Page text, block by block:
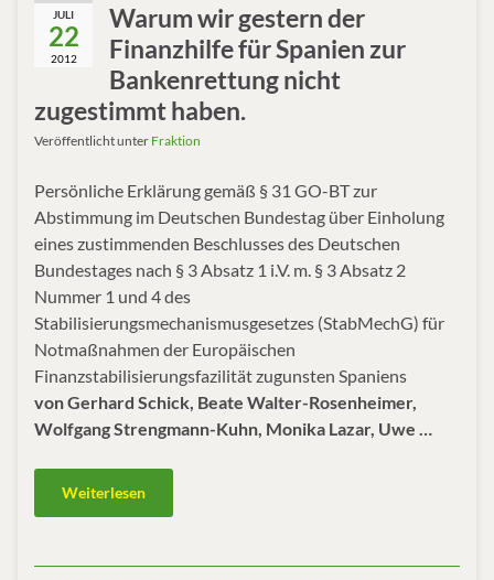
JULI
22
2012
Warum wir gestern der
Finanzhilfe für Spanien zur
Bankenrettung nicht
zugestimmt haben.
Veröffentlicht unter Fraktion
Persönliche Erklärung gemäß § 31 GO-BT zur
Abstimmung im Deutschen Bundestag über Einholung
eines zustimmenden Beschlusses des Deutschen
Bundestages nach § 3 Absatz 1 i.V. m. § 3 Absatz 2
Nummer 1 und 4 des
Stabilisierungsmechanismusgesetzes (StabMechG) für
Notmaßnahmen der Europäischen
Finanzstabilisierungsfazilität zugunsten Spaniens
von Gerhard Schick, Beate Walter-Rosenheimer,
Wolfgang Strengmann-Kuhn, Monika Lazar, Uwe …
Weiterlesen